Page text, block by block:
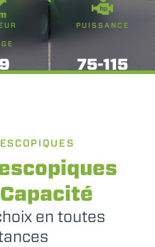
PUISSANCE
75-115
en toutes